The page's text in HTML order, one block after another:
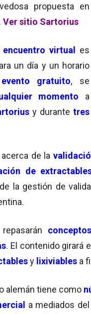
propuesta en
. Ver sitio Sartorius
virtual es
un día y un horario
evento gratuito, se
momento a
y durante tres
acerca de la
de
la gestión de
. El contenido girará
y lixiviables a
alemán tiene como
a mediados del